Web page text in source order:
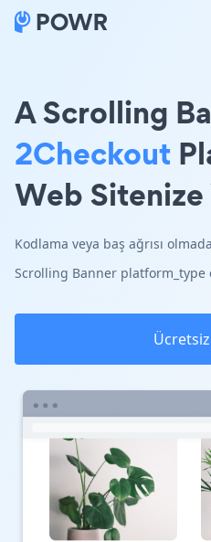
A Scrolling
2Checkout
Web
Kodlama veya baş ağrısı
Scrolling Banner platform_type